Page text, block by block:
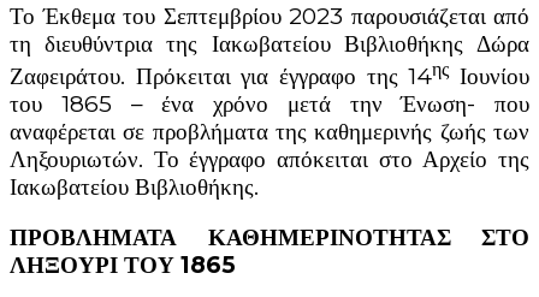
Το Έκθεμα του Σεπτεμβρίου 2023 παρουσιάζεται από
τη διευθύντρια της Ιακωβατείου Βιβλιοθήκης Δώρα
Ζαφειράτου. Πρόκειται για έγγραφο της 14ηςΙουνίου
του 1865 – ένα χρόνο μετά την Ένωση- που
αναφέρεται σε προβλήματα της καθημερινής ζωής των
Ληξουριωτών. Το έγγραφο απόκειται στο Αρχείο της
Ιακωβατείου Βιβλιοθήκης.
ΠΡΟΒΛΗΜΑΤΑ ΚΑΘΗΜΕΡΙΝΟΤΗΤΑΣ ΣΤΟ
ΛΗΞΟΥΡΙ ΤΟΥ 1865